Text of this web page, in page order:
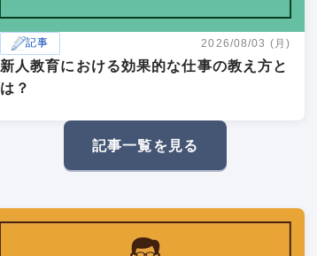
記事 2026/08/03 (月)
新人教育における効果的な仕事の教え方と
は？
記事一覧を見る